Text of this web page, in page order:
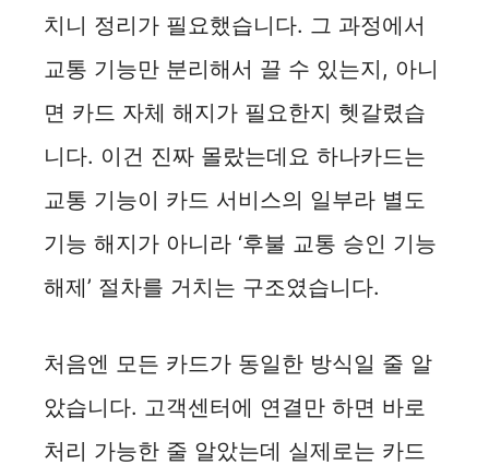
치니 정리가 필요했습니다. 그 과정에서
교통 기능만 분리해서 끌 수 있는지, 아니
면 카드 자체 해지가 필요한지 헷갈렸습
니다. 이건 진짜 몰랐는데요 하나카드는
교통 기능이 카드 서비스의 일부라 별도
기능 해지가 아니라 ‘후불 교통 승인 기능
해제’ 절차를 거치는 구조였습니다.
처음엔 모든 카드가 동일한 방식일 줄 알
았습니다. 고객센터에 연결만 하면 바로
처리 가능한 줄 알았는데 실제로는 카드